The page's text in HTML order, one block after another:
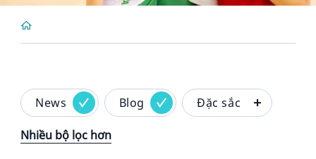
News Blog Đặc sắc
Nhiều bộ lọc hơn